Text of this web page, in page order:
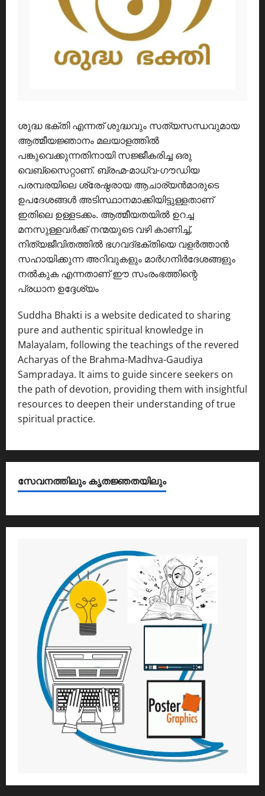
ശുദ്ധ ഭക്തി എന്നത് ശുദ്ധവും സത്യസന്ധവുമായ
ആത്മീയജ്ഞാനം മലയാളത്തിൽ
പങ്കുവെക്കുന്നതിനായി സജ്ജീകരിച്ച ഒരു
വെബ്സൈറ്റാണ്. ബ്രഹ്മ-മാധ്വ-ഗൗഡിയ
പരമ്പരയിലെ ശ്രേഷ്ഠരായ ആചാര്യൻമാരുടെ
ഉപദേശങ്ങൾ അടിസ്ഥാനമാക്കിയിട്ടുള്ളതാണ്
ഇതിലെ ഉള്ളടക്കം. ആത്മീയതയിൽ ഉറച്ച
മനസുള്ളവർക്ക് നന്മയുടെ വഴി കാണിച്ച്,
നിത്യജീവിതത്തിൽ ഭഗവദ്ഭക്തിയെ വളർത്താൻ
സഹായിക്കുന്ന അറിവുകളും മാർഗനിർദേശങ്ങളും
നൽകുക എന്നതാണ് ഈ സംരംഭത്തിന്റെ
പ്രധാന ഉദ്ദേശ്യം
Suddha Bhakti is a website dedicated to sharing
pure and authentic spiritual knowledge in
Malayalam, following the teachings of the revered
Acharyas of the Brahma-Madhva-Gaudiya
Sampradaya. It aims to guide sincere seekers on
the path of devotion, providing them with insightful
resources to deepen their understanding of true
spiritual practice.
സേവനത്തിലും കൃതജ്ഞതയിലും